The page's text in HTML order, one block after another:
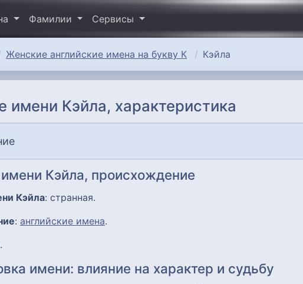
Фамилии Сервисы
Женские английские имена на букву К Кэйла
имени Кэйла, характеристика
Кэйла, происхождение
Кэйла: странная.
: английские имена.
имени: влияние на характер и судьбу